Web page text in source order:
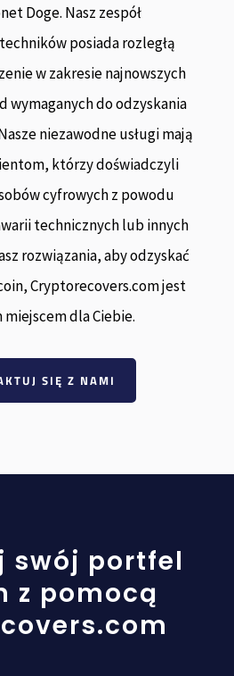
Doge. Nasz zespół
posiada rozległą
w zakresie najnowszych
wymaganych do odzyskania
niezawodne usługi mają
którzy doświadczyli
cyfrowych z powodu
technicznych lub innych
rozwiązania, aby odzyskać
Cryptorecovers.com jest
miejscem dla Ciebie.
SIĘ Z NAMI
swój portfel
z pomocą